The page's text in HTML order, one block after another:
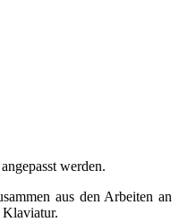
werden.
aus den Arbeiten an